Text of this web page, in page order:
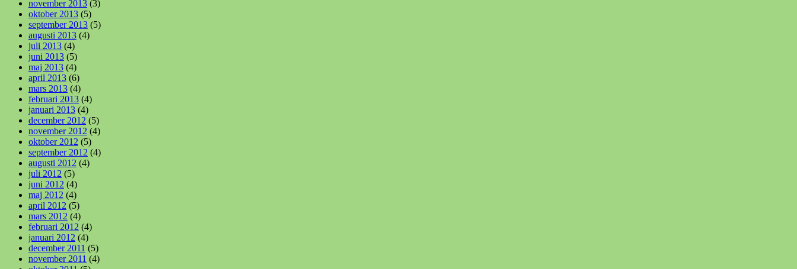
november 2013 (3)
oktober 2013 (5)
september 2013 (5)
augusti 2013 (4)
juli 2013 (4)
juni 2013 (5)
maj 2013 (4)
april 2013 (6)
mars 2013 (4)
februari 2013 (4)
januari 2013 (4)
december 2012 (5)
november 2012 (4)
oktober 2012 (5)
september 2012 (4)
augusti 2012 (4)
juli 2012 (5)
juni 2012 (4)
maj 2012 (4)
april 2012 (5)
mars 2012 (4)
februari 2012 (4)
januari 2012 (4)
december 2011 (5)
november 2011 (4)